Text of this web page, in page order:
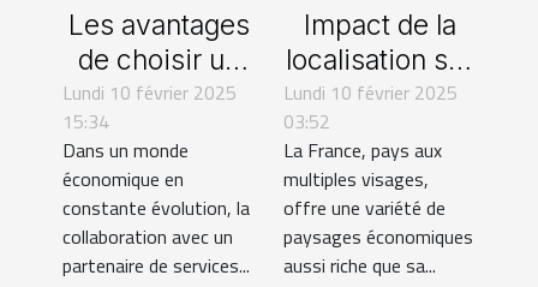
Les avantages
de choisir un
partenaire de
services
corporatifs
expérimenté
Lundi 10 février 2025
15:34
Dans un monde
économique en
constante évolution, la
collaboration avec un
partenaire de services...
Impact de la
localisation sur
les salaires en
Lundi 10 février 2025
03:52
La France, pays aux
multiples visages,
offre une variété de
paysages économiques
aussi riche que sa...